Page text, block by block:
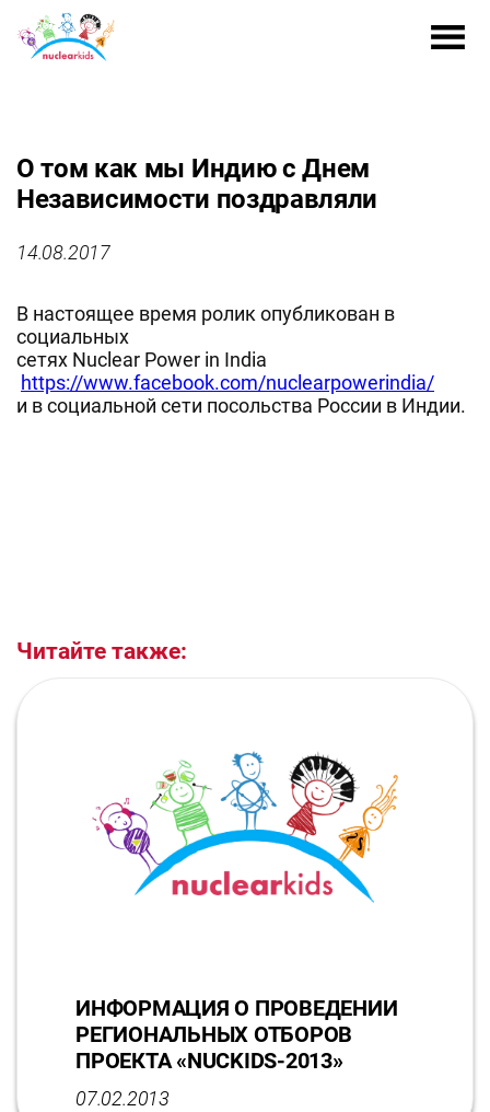
О том как мы Индию с Днем
Независимости поздравляли
14.08.2017
В настоящее время ролик опубликован в
социальных
сетях Nuclear Power in India
https://www.facebook.com/nuclearpowerindia/
и в социальной сети посольства России в Индии.
Читайте также:
ИНФОРМАЦИЯ О ПРОВЕДЕНИИ
РЕГИОНАЛЬНЫХ ОТБОРОВ
ПРОЕКТА «NUCKIDS-2013»
07.02.2013